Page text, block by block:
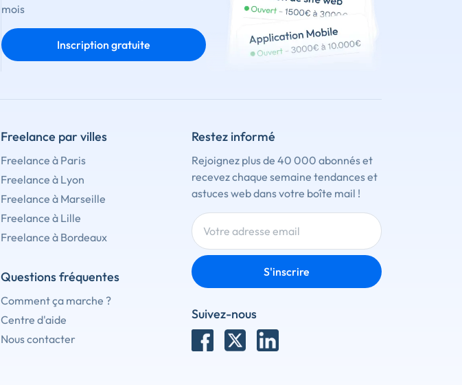
mois
Inscription gratuite
Freelance par villes
Freelance à Paris
Freelance à Lyon
Freelance à Marseille
Freelance à Lille
Freelance à Bordeaux
Questions fréquentes
Comment ça marche ?
Centre d'aide
Nous contacter
Restez informé
Rejoignez plus de 40 000 abonnés et
recevez chaque semaine tendances et
astuces web dans votre boîte mail !
S'inscrire
Suivez-nous